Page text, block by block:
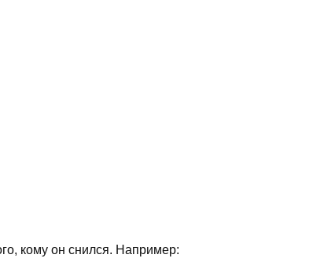
кому он снился. Например: